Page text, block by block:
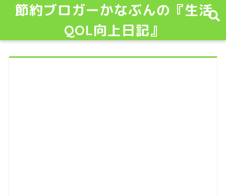
節約ブロガーかなぶんの『生活
QOL向上日記』